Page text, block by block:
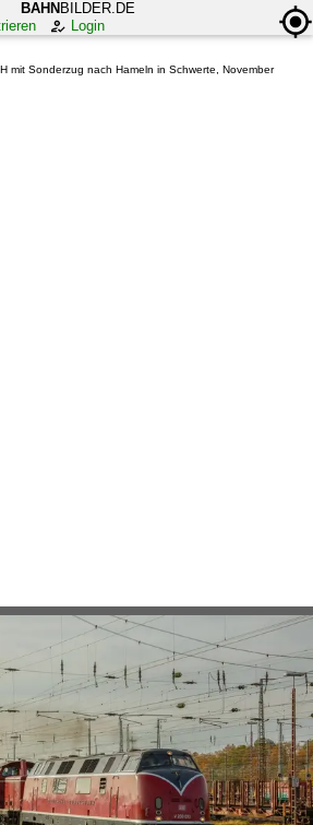
BAHN BILDER.DE
Login
mit Sonderzug nach Hameln in Schwerte, November